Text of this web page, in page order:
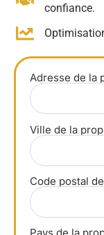
confiance.
Adresse de la
Ville de la
Code postal